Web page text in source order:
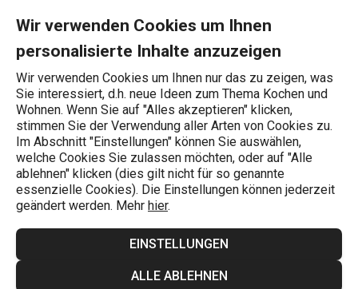
Wir verwenden Cookies um Ihnen
personalisierte Inhalte anzuzeigen
Wir verwenden Cookies um Ihnen nur das zu zeigen, was
Sie interessiert, d.h. neue Ideen zum Thema Kochen und
Wohnen. Wenn Sie auf "Alles akzeptieren" klicken,
stimmen Sie der Verwendung aller Arten von Cookies zu.
Im Abschnitt "Einstellungen" können Sie auswählen,
welche Cookies Sie zulassen möchten, oder auf "Alle
ablehnen" klicken (dies gilt nicht für so genannte
essenzielle Cookies). Die Einstellungen können jederzeit
geändert werden. Mehr hier.
EINSTELLUNGEN
ALLE ABLEHNEN
Wonach suchen Sie?
Backpinsel
Backpinsel PRESTO